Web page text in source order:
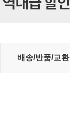
배송/반품/교환